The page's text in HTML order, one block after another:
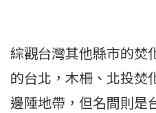
綜觀台灣其他縣市的焚
的台北，木柵、北投焚
邊陲地帶，但名間則是